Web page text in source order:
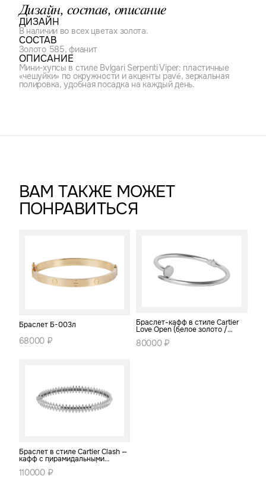
Дизайн, состав, описание
ДИЗАЙН
В наличии во всех цветах золота.
СОСТАВ
Золото 585, фианит
ОПИСАНИЕ
Мини-хупсы в стиле Bvlgari Serpenti Viper: пластичные
«чешуйки» по окружности и акценты pavé, зеркальная
полировка, удобная посадка на каждый день.
ВАМ ТАКЖЕ МОЖЕТ
ПОНРАВИТЬСЯ
Браслет Б-003л
68000 ₽
Браслет-кафф в стиле Cartier
Love Open (белое золото /
80000 ₽
Браслет в стиле Cartier Clash —
кафф с пирамидальными
110000 ₽